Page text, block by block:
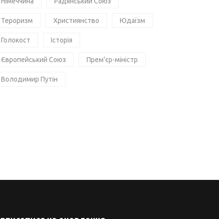
Тероризм Християнство Юдаїзм
Голокост Історія
Європейський Союз Прем'єр-міністр
Володимир Путін